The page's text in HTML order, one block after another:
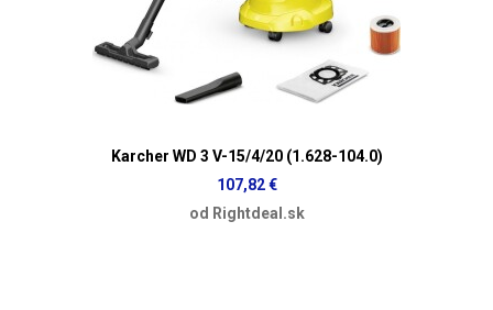
Karcher WD 3 V-15/4/20 (1.628-104.0)
107,82 €
od Rightdeal.sk